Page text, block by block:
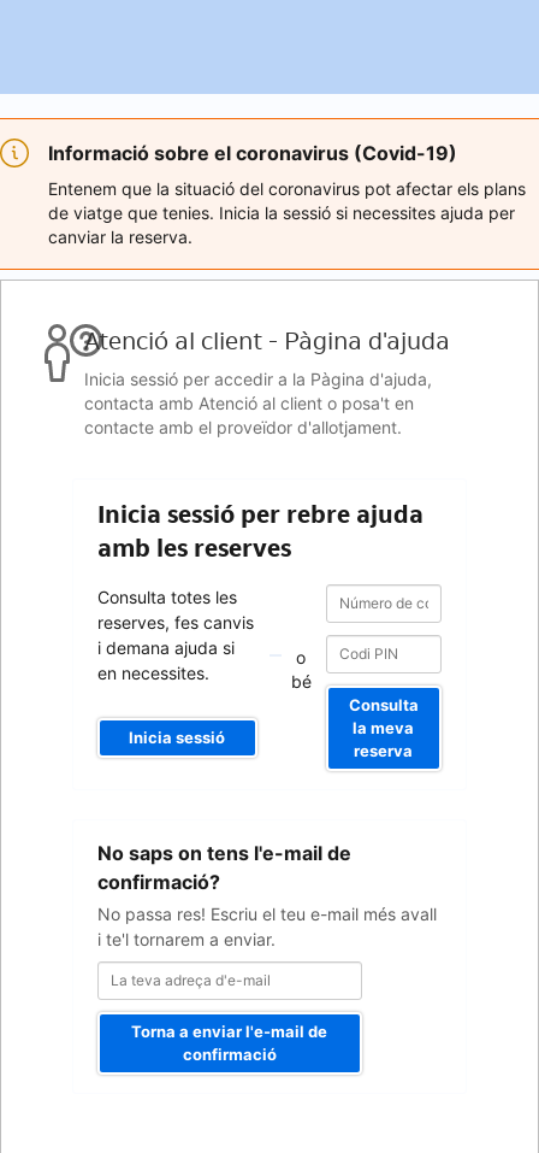
Informació sobre el coronavirus (Covid-19)
Entenem que la situació del coronavirus pot afectar els plans
de viatge que tenies. Inicia la sessió si necessites ajuda per
canviar la reserva.
Atenció al client - Pàgina d'ajuda
Inicia sessió per accedir a la Pàgina d'ajuda,
contacta amb Atenció al client o posa't en
contacte amb el proveïdor d'allotjament.
Inicia sessió per rebre ajuda
amb les reserves
Consulta totes les
reserves, fes canvis
i demana ajuda si
en necessites.
Inicia sessió
o
bé
Número
de
confirmació
Número
confirmació
Consulta
la meva
reserva
No saps on tens l'e-mail de
confirmació?
No passa res! Escriu el teu e-mail més avall
i te'l tornarem a enviar.
adreça
Torna a enviar l'e-mail de
confirmació